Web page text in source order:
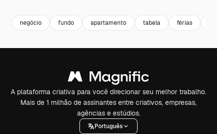
negócio fundo apartamento tabela férias
A plataforma criativa para você direcionar seu melhor trabalho.
Mais de 1 milhão de assinantes entre criativos, empresas,
agências e estúdios.
Português